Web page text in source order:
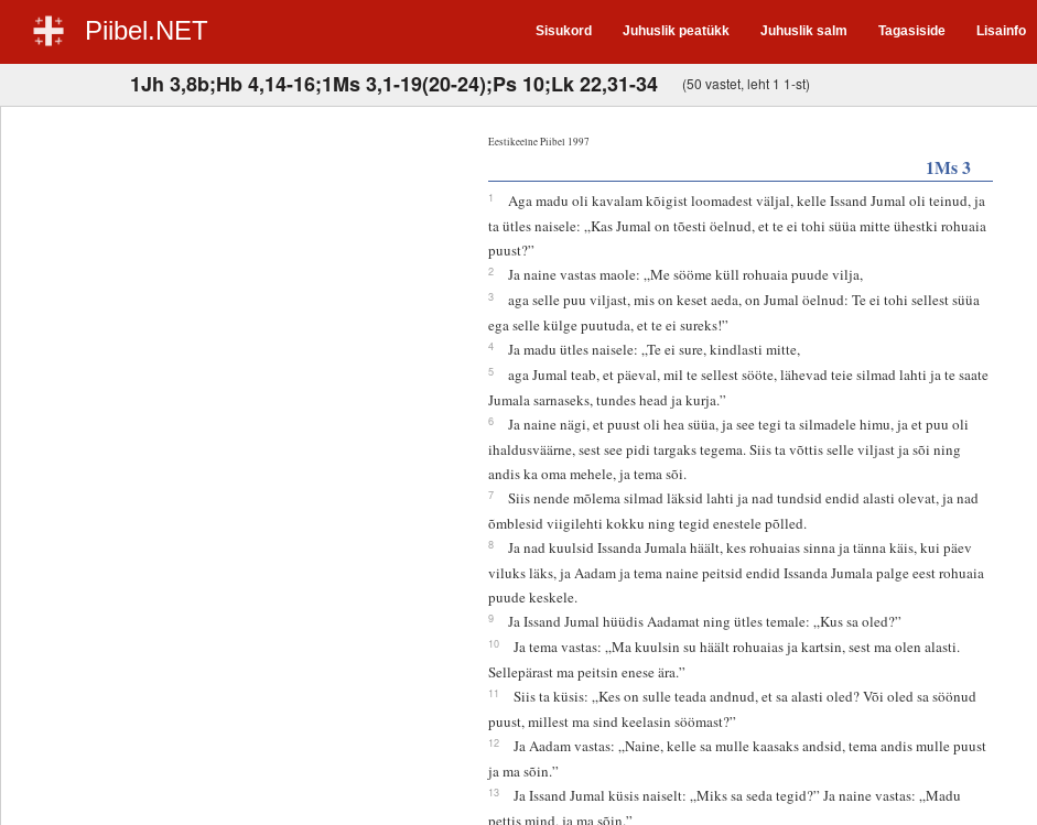
Piibel.NET Sisukord Juhuslik peatükk Juhuslik salm Tagasiside Lisainfo
1Jh 3,8b;Hb 4,14-16;1Ms 3,1-19(20-24);Ps 10;Lk 22,31-34 (50 vastet, leht 1 1-st)
Eestikeelne Piibel 1997
1Ms 3
1
Aga madu oli kavalam kõigist loomadest väljal, kelle Issand Jumal oli teinud, ja
ta ütles naisele: „Kas Jumal on tõesti öelnud, et te ei tohi süüa mitte ühestki rohuaia
puust?”
2 Ja naine vastas maole: „Me sööme küll rohuaia puude vilja,
3
aga selle puu viljast, mis on keset aeda, on Jumal öelnud: Te ei tohi sellest süüa
ega selle külge puutuda, et te ei sureks!”
4 Ja madu ütles naisele: „Te ei sure, kindlasti mitte,
5
aga Jumal teab, et päeval, mil te sellest sööte, lähevad teie silmad lahti ja te saate
Jumala sarnaseks, tundes head ja kurja.”
6
Ja naine nägi, et puust oli hea süüa, ja see tegi ta silmadele himu, ja et puu oli
ihaldusväärne, sest see pidi targaks tegema. Siis ta võttis selle viljast ja sõi ning
andis ka oma mehele, ja tema sõi.
7
Siis nende mõlema silmad läksid lahti ja nad tundsid endid alasti olevat, ja nad
õmblesid viigilehti kokku ning tegid enestele põlled.
8
Ja nad kuulsid Issanda Jumala häält, kes rohuaias sinna ja tänna käis, kui päev
viluks läks, ja Aadam ja tema naine peitsid endid Issanda Jumala palge eest rohuaia
puude keskele.
9 Ja Issand Jumal hüüdis Aadamat ning ütles temale: „Kus sa oled?”
10
Ja tema vastas: „Ma kuulsin su häält rohuaias ja kartsin, sest ma olen alasti.
Sellepärast ma peitsin enese ära.”
11
Siis ta küsis: „Kes on sulle teada andnud, et sa alasti oled? Või oled sa söönud
puust, millest ma sind keelasin söömast?”
12
Ja Aadam vastas: „Naine, kelle sa mulle kaasaks andsid, tema andis mulle puust
ja ma sõin.”
13
Ja Issand Jumal küsis naiselt: „Miks sa seda tegid?” Ja naine vastas: „Madu
pettis mind, ja ma sõin.”